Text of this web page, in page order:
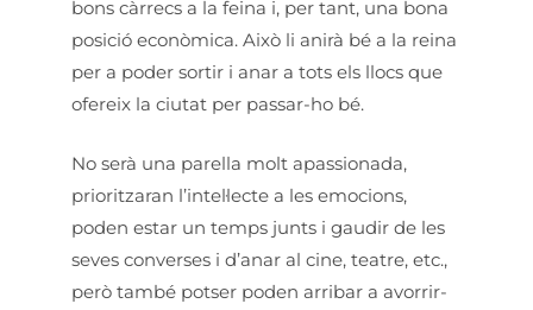
bons càrrecs a la feina i, per tant, una bona
posició econòmica. Això li anirà bé a la reina
per a poder sortir i anar a tots els llocs que
ofereix la ciutat per passar-ho bé.
No serà una parella molt apassionada,
prioritzaran l’intel·lecte a les emocions,
poden estar un temps junts i gaudir de les
seves converses i d’anar al cine, teatre, etc.,
però també potser poden arribar a avorrir-